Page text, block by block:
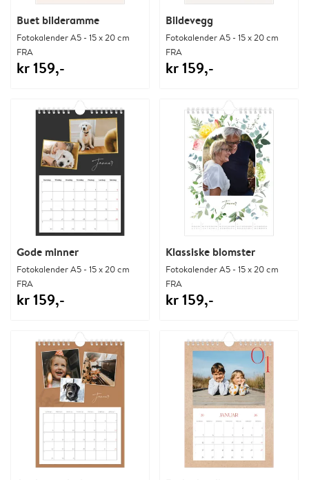
Buet bilderamme
Fotokalender A5 - 15 x 20 cm
FRA
kr 159,-
Bildevegg
Fotokalender A5 - 15 x 20 cm
FRA
kr 159,-
Gode minner
Fotokalender A5 - 15 x 20 cm
FRA
kr 159,-
Klassiske blomster
Fotokalender A5 - 15 x 20 cm
FRA
kr 159,-